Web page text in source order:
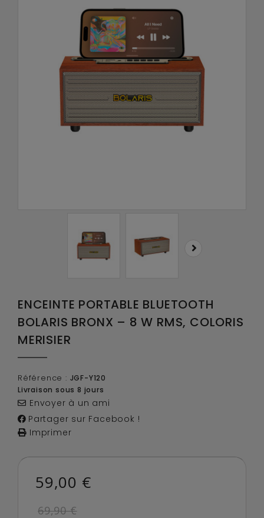
ENCEINTE PORTABLE BLUETOOTH
BOLARIS BRONX – 8 W RMS, COLORIS
MERISIER
Référence : JGF-Y120
Livraison sous 8 jours
Envoyer à un ami
Partager sur Facebook !
Imprimer
59,00 €
69,90 €